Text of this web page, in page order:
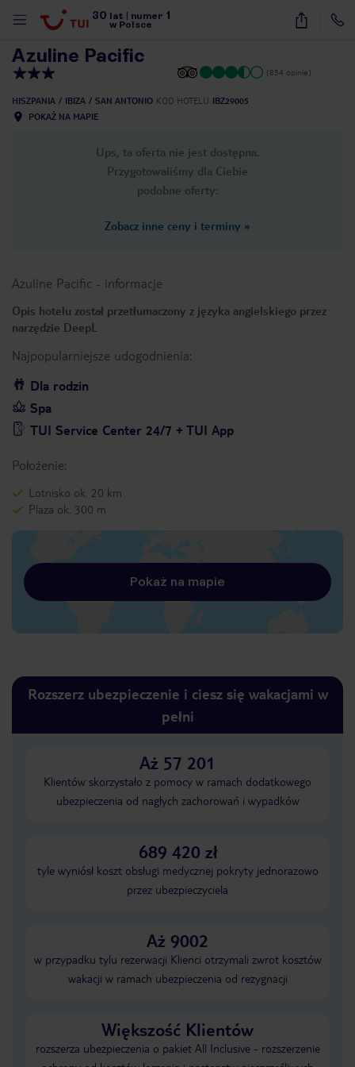
30 lat numer 1
w Polsce
11
Azuline Pacific
(854 opinie)
HISZPANIA IBIZA SAN ANTONIO KOD HOTELU IBZ29005
POKAŻ NA MAPIE
Ups, ta oferta nie jest dostępna.
Przygotowaliśmy dla Ciebie
podobne oferty:
Zobacz inne ceny i terminy »
Azuline Pacific - informacje
Opis hotelu został przetłumaczony z języka angielskiego przez
narzędzie DeepL
Najpopularniejsze udogodnienia:
Dla rodzin
Spa
TUI Service Center 24/7 + TUI App
Położenie:
Lotnisko ok. 20 km
Plaża ok. 300 m
Pokaż na mapie
Rozszerz ubezpieczenie i ciesz się wakacjami w
pełni
Aż 57 201
Klientów skorzystało z pomocy w ramach dodatkowego
ubezpieczenia od nagłych zachorowań i wypadków
689 420 zł
tyle wyniósł koszt obsługi medycznej pokryty jednorazowo
przez ubezpieczyciela
Aż 9002
w przypadku tylu rezerwacji Klienci otrzymali zwrot kosztów
wakacji w ramach ubezpieczenia od rezygnacji
Większość Klientów
rozszerza ubezpieczenia o pakiet All Inclusive - rozszerzenie